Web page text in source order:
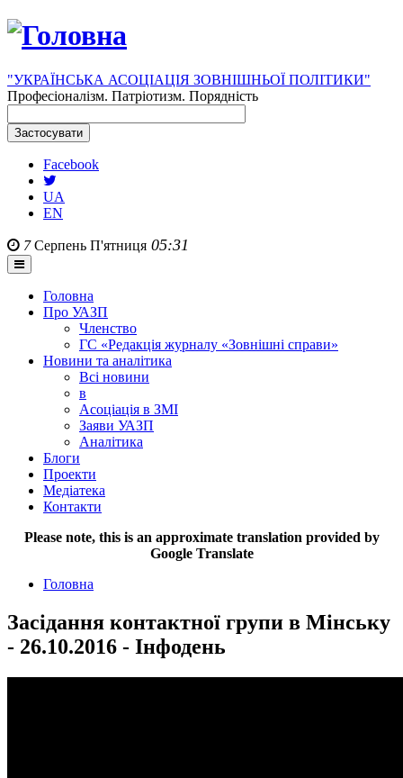
"УКРАЇНСЬКА АСОЦІАЦІЯ ЗОВНІШНЬОЇ ПОЛІТИКИ"
Професіоналізм. Патріотизм. Порядність
Facebook
UA
EN
7Серпень П'ятниця 05:31
Головна
Про УАЗП
Членство
ГС «Редакція журналу «Зовнішні справи»
Новини та аналітика
Всі новини
в
Асоціація в ЗМІ
Заяви УАЗП
Аналітика
Блоги
Проекти
Медіатека
Контакти
Please note, this is an approximate translation provided by
Google Translate
Головна
Засідання контактної групи в Мінську
- 26.10.2016 - Інфодень